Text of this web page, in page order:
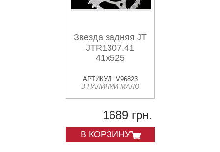
Звезда задняя JT
JTR1307.41
41x525
АРТИКУЛ: V96823
В НАЛИЧИИ МАЛО
1689 грн.
В КОРЗИНУ